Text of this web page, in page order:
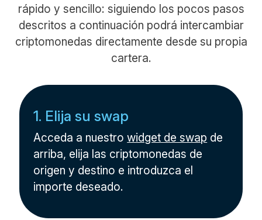
rápido y sencillo: siguiendo los pocos pasos
descritos a continuación podrá intercambiar
criptomonedas directamente desde su propia
cartera.
1. Elija su swap
Acceda a nuestrowidget de swap de
arriba, elija las criptomonedas de
origen y destino e introduzca el
importe deseado.